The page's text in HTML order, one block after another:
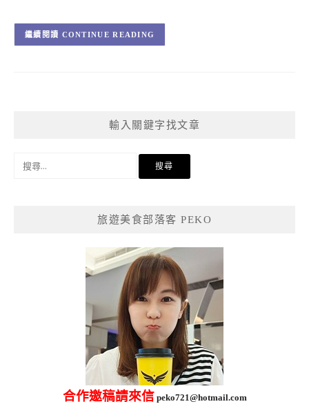
CONTINUE READING
輸入關鍵字找文章
旅遊美食部落客 PEKO
合作邀稿請來信 peko721@hotmail.com